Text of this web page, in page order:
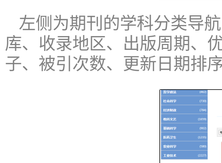
左侧为期刊的学科分类导
库、收录地区、出版周期、
子、被引次数、更新日期排